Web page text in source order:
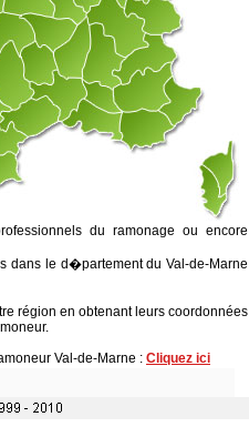
du ramonage ou encore
dans le d�partement du Val-de-Marne
région en obtenant leurs coordonnées
Val-de-Marne : Cliquez ici